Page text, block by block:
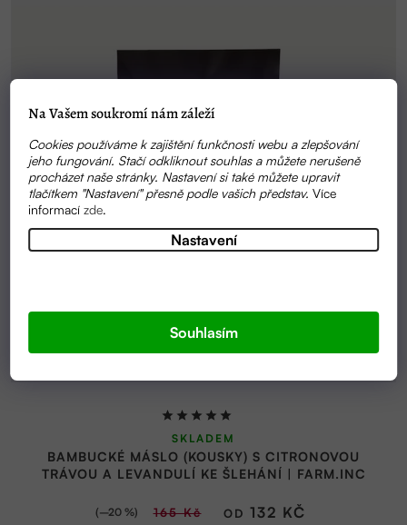
Na Vašem soukromí nám záleží
Cookies používáme k zajištění funkčnosti webu a zlepšování
jeho fungování. Stačí odkliknout souhlas a můžete nerušeně
procházet naše stránky. Nastavení si také můžete upravit
tlačítkem "Nastavení" přesně podle vašich představ.Více
informacízde.
Nastavení
Souhlasím
BAMBUCKÉ MÁSLO (KOUSKY) S CITRONOVOU
TRÁVOU A LEVANDULÍ KE ŠLEHÁNÍ | FARM.INC
Průměrné
hodnocení
produktu
je
SKLADEM
OD 132 KČ
165 Kč
(–20 %)